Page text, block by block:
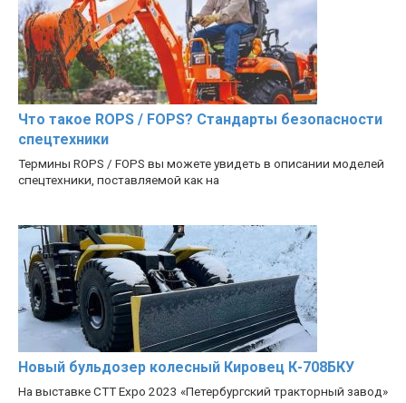
Что такое ROPS / FOPS? Стандарты безопасности
спецтехники
Термины ROPS / FOPS вы можете увидеть в описании моделей
спецтехники, поставляемой как на
Новый бульдозер колесный Кировец К-708БКУ
На выставке CTT Expo 2023 «Петербургский тракторный завод»